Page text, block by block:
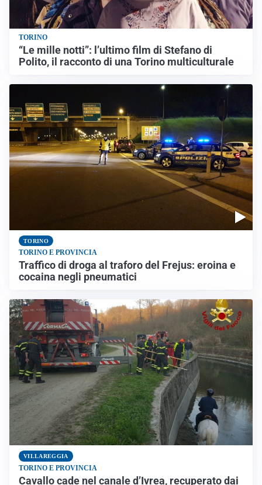
TORINO
“Le mille notti”: l’ultimo film di Stefano di
Polito, il racconto di una Torino multiculturale
TORINO
TORINO E PROVINCIA
Traffico di droga al traforo del Frejus: eroina e
cocaina negli pneumatici
VILLAREGGIA
TORINO E PROVINCIA
Cavallo cade nel canale d’Ivrea, recuperato dai